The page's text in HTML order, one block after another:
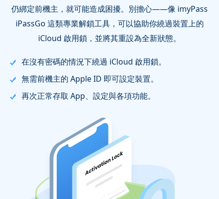
仍綁定前機主，就可能造成困擾。別擔心——像 imyPass
iPassGo 這類專業解鎖工具，可以協助你繞過裝置上的
iCloud 啟用鎖，並將其重設為全新狀態。
在沒有密碼的情況下繞過 iCloud 啟用鎖。
無需前機主的 Apple ID 即可設定裝置。
再次正常存取 App、設定與各項功能。